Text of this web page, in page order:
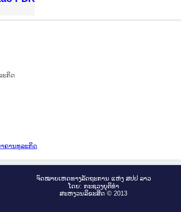
ະກິດ
ຄານທຸລະກິດ
ຈົດ​ໝາຍ​ເຫດ​ທາງ​ລັດ​ຖະ​ການ ແຫ່ງ ສ​ປ​ປ ລາວ
ໂດຍ: ກະ​ຊວງຍຸ​ຕິ​ທຳ
ສະ​ຫງວນ​ລິ​ຂະ​ສິດ © 2013